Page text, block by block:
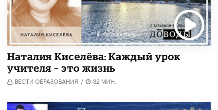
Наталия Киселёва: Каждый урок
учителя – это жизнь
ВЕСТИ ОБРАЗОВАНИЯ / 32 МИН.